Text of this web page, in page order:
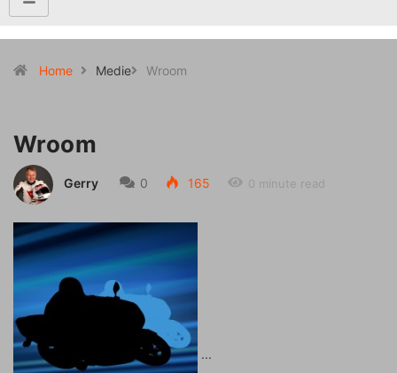
Home Medie Wroom
Wroom
Gerry 0 165 0 minute read